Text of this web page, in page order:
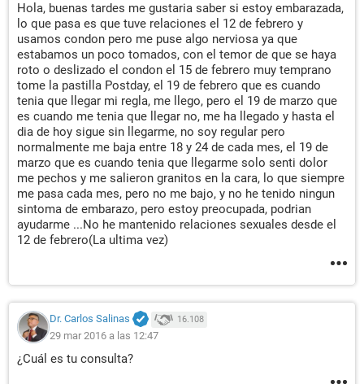
Hola, buenas tardes me gustaria saber si estoy embarazada,
lo que pasa es que tuve relaciones el 12 de febrero y
usamos condon pero me puse algo nerviosa ya que
estabamos un poco tomados, con el temor de que se haya
roto o deslizado el condon el 15 de febrero muy temprano
tome la pastilla Postday, el 19 de febrero que es cuando
tenia que llegar mi regla, me llego, pero el 19 de marzo que
es cuando me tenia que llegar no, me ha llegado y hasta el
dia de hoy sigue sin llegarme, no soy regular pero
normalmente me baja entre 18 y 24 de cada mes, el 19 de
marzo que es cuando tenia que llegarme solo senti dolor
me pechos y me salieron granitos en la cara, lo que siempre
me pasa cada mes, pero no me bajo, y no he tenido ningun
sintoma de embarazo, pero estoy preocupada, podrian
ayudarme ...No he mantenido relaciones sexuales desde el
12 de febrero(La ultima vez)
Dr. Carlos Salinas 16.108
29 mar 2016 a las 12:47
¿Cuál es tu consulta?